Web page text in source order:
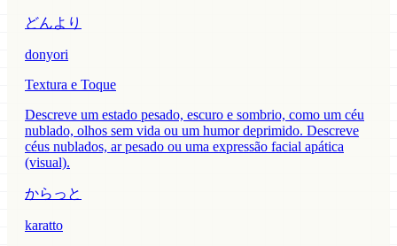
どんより
donyori
Textura e Toque
Descreve um estado pesado, escuro e sombrio, como um céu
nublado, olhos sem vida ou um humor deprimido. Descreve
céus nublados, ar pesado ou uma expressão facial apática
(visual).
からっと
karatto